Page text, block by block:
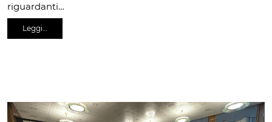
riguardanti…
Leggi…